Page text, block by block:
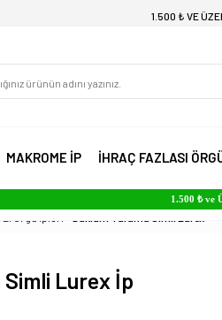
1.500 ₺ VE
MAKROME İP İHRAÇ FAZLASI
1.500 ₺ ve
Lurex İp